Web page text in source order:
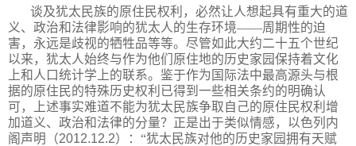
谈及犹太民族的原住民权利，必然让人想起具有重大的道
义、政治和法律影响的犹太人的生存环境——周期性的迫
害，永远是歧视的牺牲品等等。尽管如此大约二十五个世纪
以来，犹太人始终与作为他们原住地的历史家园保持着文化
上和人口统计学上的联系。鉴于作为国际法中最高源头与根
据的原住民的特殊历史权利已得到一些相关条约的明确认
可，上述事实难道不能为犹太民族争取自己的原住民权利增
加道义、政治和法律的分量？正是出于类似情感，以色列内
阁声明（2012.12.2）：“犹太民族对他的历史家园拥有天赋